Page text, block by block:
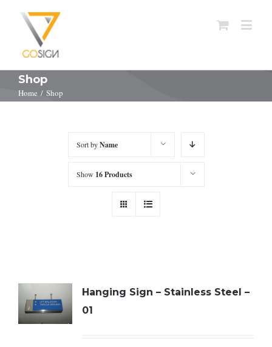
Shop
Home / Shop
Sort byName
Show 16 Products
Hanging Sign – Stainless Steel –
01